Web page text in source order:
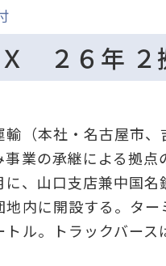
２６年 ２
（本社・名古屋市、
業の承継による拠点
、山口支店兼中国名
地内に開設する。タ
トル。トラックバー